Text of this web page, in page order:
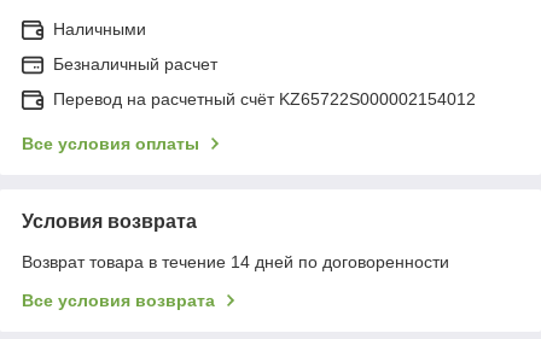
Наличными
Безналичный расчет
Перевод на расчетный счёт KZ65722S000002154012
Все условия оплаты
Условия возврата
Возврат товара в течение 14 дней по договоренности
Все условия возврата